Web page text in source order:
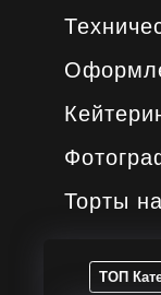
Торты
ТОП